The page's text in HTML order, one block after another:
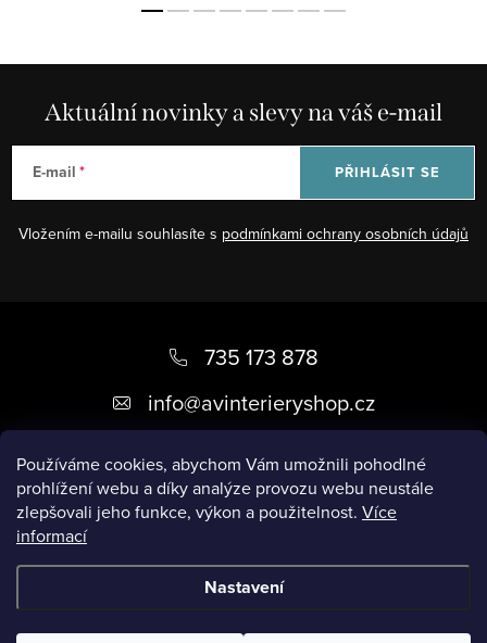
Používáme cookies, abychom Vám umožnili pohodlné
prohlížení webu a díky analýze provozu webu neustále
zlepšovali jeho funkce, výkon a použitelnost. Více
informací
Nastavení
Aktuální novinky a slevy na váš e-mail
E-mail
Vložením e-mailu souhlasíte s podmínkami ochrany osobních údajů
PŘIHLÁSIT SE
a
735 173 878
info@avinterieryshop.cz
Užitečné informace
Copyright 2026AV Interiéry. Všechna práva vyhrazena.